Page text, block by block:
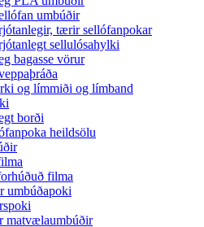
umbúðir
tærir sellófanpokar
sellulósahylki
bagasse vörur
og límmiði og límband
borði
heildsölu
filma
umbúðapoki
matvælaumbúðir